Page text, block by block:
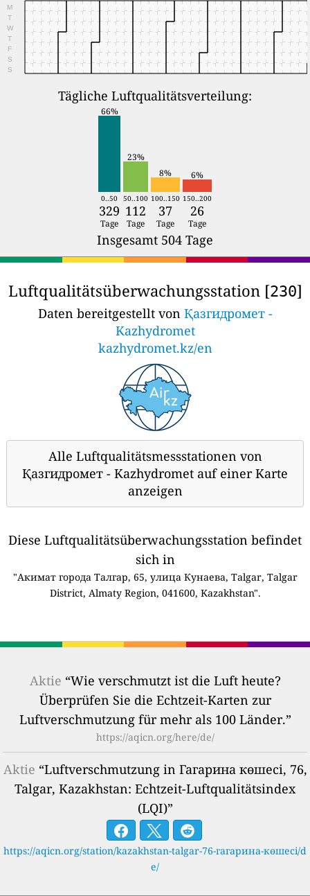
M
T
W
T
F
S
S
Tägliche Luftqualitätsverteilung:
66%
23%
8%
6%
0..50 50..100 100..150 150..200
329 112 37 26
Tage Tage Tage Tage
Insgesamt 504 Tage
Luftqualitätsüberwachungsstation [230]
Daten bereitgestellt von Қазгидромет -
Kazhydromet
kazhydromet.kz/en
Alle Luftqualitätsmessstationen von
Қазгидромет - Kazhydromet auf einer Karte
anzeigen
Diese Luftqualitätsüberwachungsstation befindet
sich in
"Акимат города Талгар, 65, улица Кунаева, Talgar, Talgar
District, Almaty Region, 041600, Kazakhstan".
Aktie “Wie verschmutzt ist die Luft heute?
Überprüfen Sie die Echtzeit-Karten zur
Luftverschmutzung für mehr als 100 Länder.”
https://aqicn.org/here/de/
Aktie “Luftverschmutzung in Гагарина көшесі, 76,
Talgar, Kazakhstan: Echtzeit-Luftqualitätsindex
(LQI)”
https://aqicn.org/station/kazakhstan-talgar-76-гагарина-көшесі/d
e/